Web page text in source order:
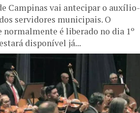
Campinas vai antecipar o auxílio-
servidores municipais. O
normalmente é liberado no dia 1º
disponível já...